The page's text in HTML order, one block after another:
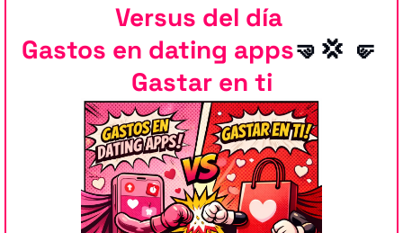
Versus del día
Gastos en dating apps🤜 💢 🤛
Gastar en ti